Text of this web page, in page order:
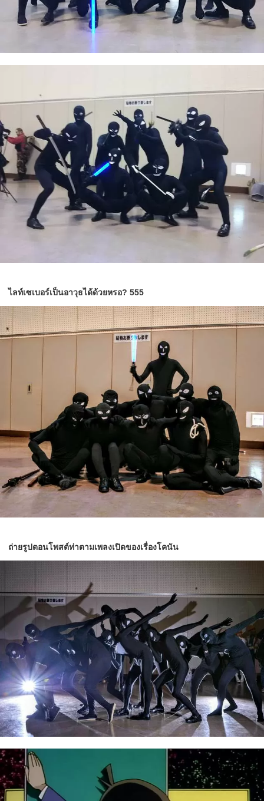
ไลท์เซเบอร์เป็นอาวุธได้ด้วยหรอ? 555
ถ่ายรูปตอนโพสต์ท่าตามเพลงเปิดของเรื่องโคนัน